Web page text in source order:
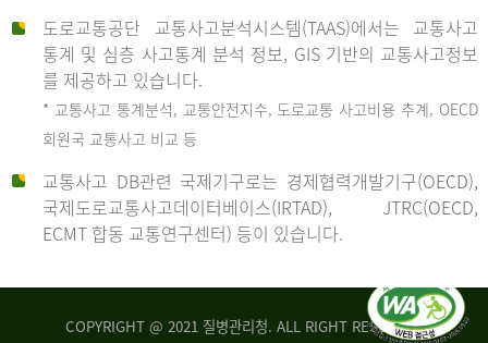
도로교통공단 교통사고분석시스템(TAAS)에서는 교통사고
통계 및 심층 사고통계 분석 정보, GIS 기반의 교통사고정보
를 제공하고 있습니다.
* 교통사고 통계분석, 교통안전지수, 도로교통 사고비용 추계, OECD
회원국 교통사고 비교 등
교통사고 DB관련 국제기구로는 경제협력개발기구(OECD),
국제도로교통사고데이터베이스(IRTAD), JTRC(OECD,
ECMT 합동 교통연구센터) 등이 있습니다.
COPYRIGHT @ 2021 질병관리청. ALL RIGHT RESERVED